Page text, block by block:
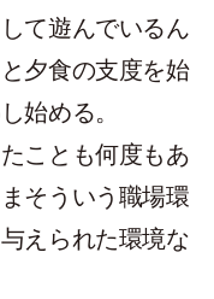
て遊んでいるん
夕食の支度を始
始める。
ことも何度もあ
そういう職場環
えられた環境な